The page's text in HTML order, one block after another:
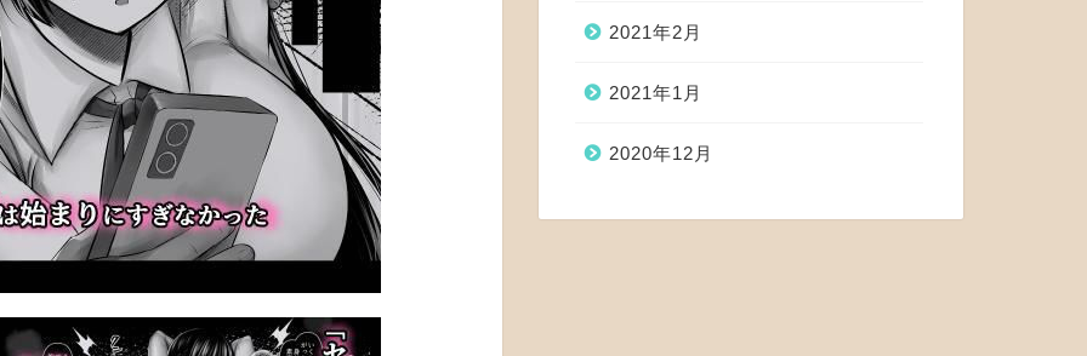
2021年2月
2021年1月
2020年12月